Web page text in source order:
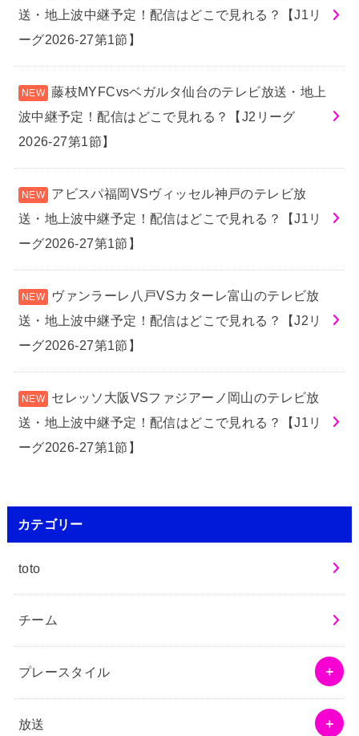
送・地上波中継予定！配信はどこで見れる？【J1リ
ーグ2026-27第1節】
藤枝MYFCvsベガルタ仙台のテレビ放送・地上
波中継予定！配信はどこで見れる？【J2リーグ
2026-27第1節】
アビスパ福岡VSヴィッセル神戸のテレビ放
送・地上波中継予定！配信はどこで見れる？【J1リ
ーグ2026-27第1節】
ヴァンラーレ八戸VSカターレ富山のテレビ放
送・地上波中継予定！配信はどこで見れる？【J2リ
ーグ2026-27第1節】
セレッソ大阪VSファジアーノ岡山のテレビ放
送・地上波中継予定！配信はどこで見れる？【J1リ
ーグ2026-27第1節】
カテゴリー
toto
チーム
プレースタイル
放送